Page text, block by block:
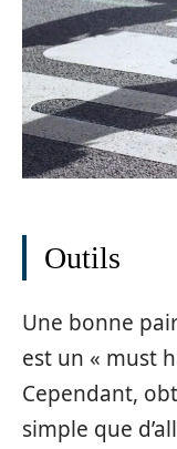
Outils
Une bonne
est un « must
Cependant,
simple que